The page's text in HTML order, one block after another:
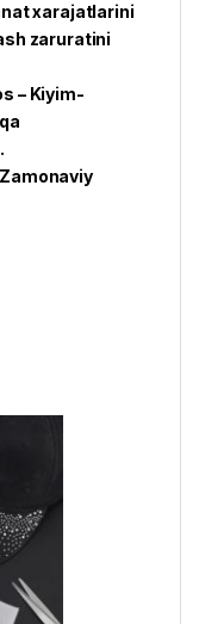
xarajatlarini
zaruratini
– Kiyim-